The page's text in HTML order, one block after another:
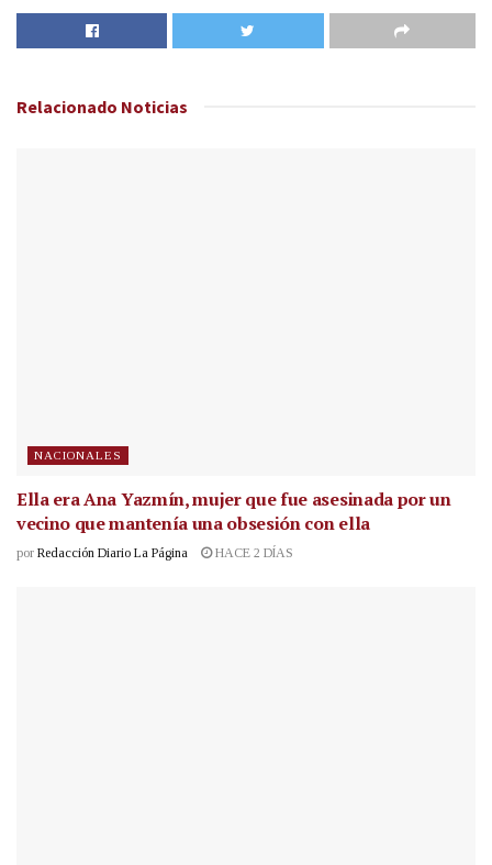
Relacionado Noticias
NACIONALES
Ella era Ana Yazmín, mujer que fue asesinada por un
vecino que mantenía una obsesión con ella
por Redacción Diario La Página HACE 2 DÍAS